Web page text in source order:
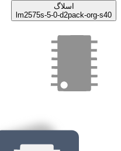
اسلاگ
lm2575s-5-0-d2pack-org-s40